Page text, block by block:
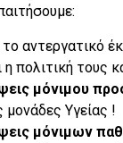
το αντεργατικό
η πολιτική
μόνιμου
μονάδες Υγείας !
μόνιμων